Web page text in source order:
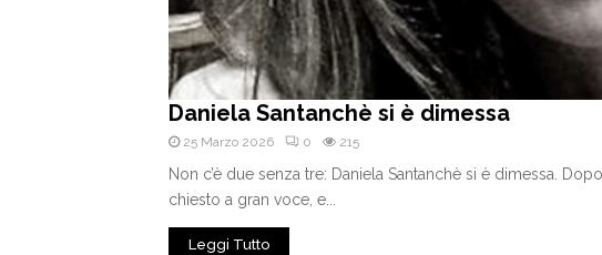
Daniela Santanchè si è dimessa
25 Marzo 2026 0 215
Non c’è due senza tre: Daniela Santanchè si è dimessa.
chiesto a gran voce, e...
Leggi Tutto